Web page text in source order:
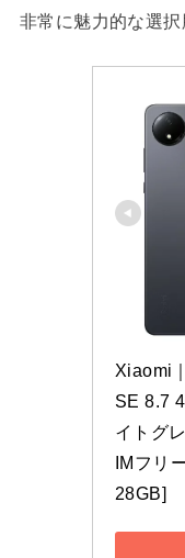
非常に魅力的な選択
Xiaomi
SE 8.7
イトグ
IMフリ
28GB]